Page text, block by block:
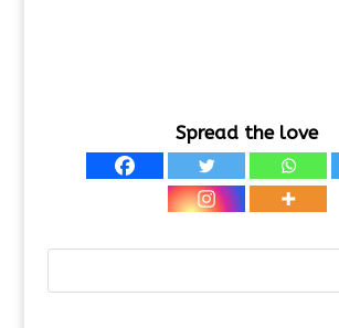
Spread the love